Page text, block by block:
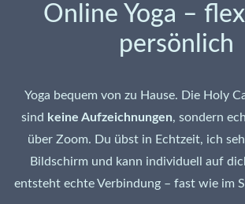
Online Yoga –
persönlich
Yoga bequem von zu Hause. Die Holy
sind keine Aufzeichnungen, sondern
über Zoom. Du übst in Echtzeit, ich
Bildschirm und kann individuell auf
entsteht echte Verbindung – fast wie im